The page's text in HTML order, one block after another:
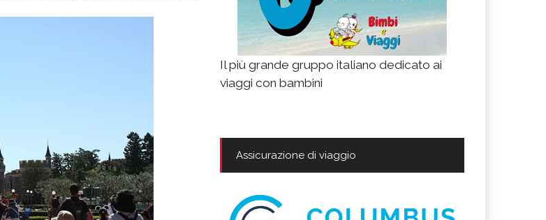
Il più grande gruppo italiano dedicato ai
viaggi con bambini
Assicurazione di viaggio